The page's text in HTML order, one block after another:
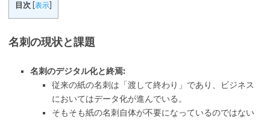
目次 表示
名刺の現状と課題
名刺のデジタル化と終焉:
従来の紙の名刺は「渡して終わり」であり、ビジネス
においてはデータ化が進んでいる。
そもそも紙の名刺自体が不要になっているのではない